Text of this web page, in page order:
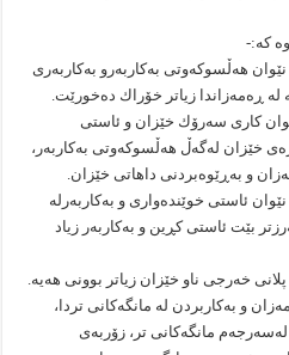
كە:-
نێوان هەڵسوكەوتی بەكاربەرو بەكاربەری
ڕەمەزاندا زیاتر خۆراك دەخورێت.
كاری سەرۆك خێزان و ئاستی
خێزان لەگەڵ هەڵسوكەوتی بەكاربەر،
و بەڕێوەبردنی داهاتی خێزان.
ئاستی خوێندەواری و بەكاربەرلە
بێت ئاستی كڕین و بەكاربەر زیاد
و بەكاربردن لە مانگەكانی تردا،
مانگەكانی تر، زۆربەی